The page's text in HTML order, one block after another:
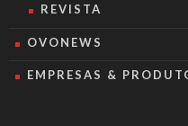
REVISTA
OVONEWS
EMPRESAS &